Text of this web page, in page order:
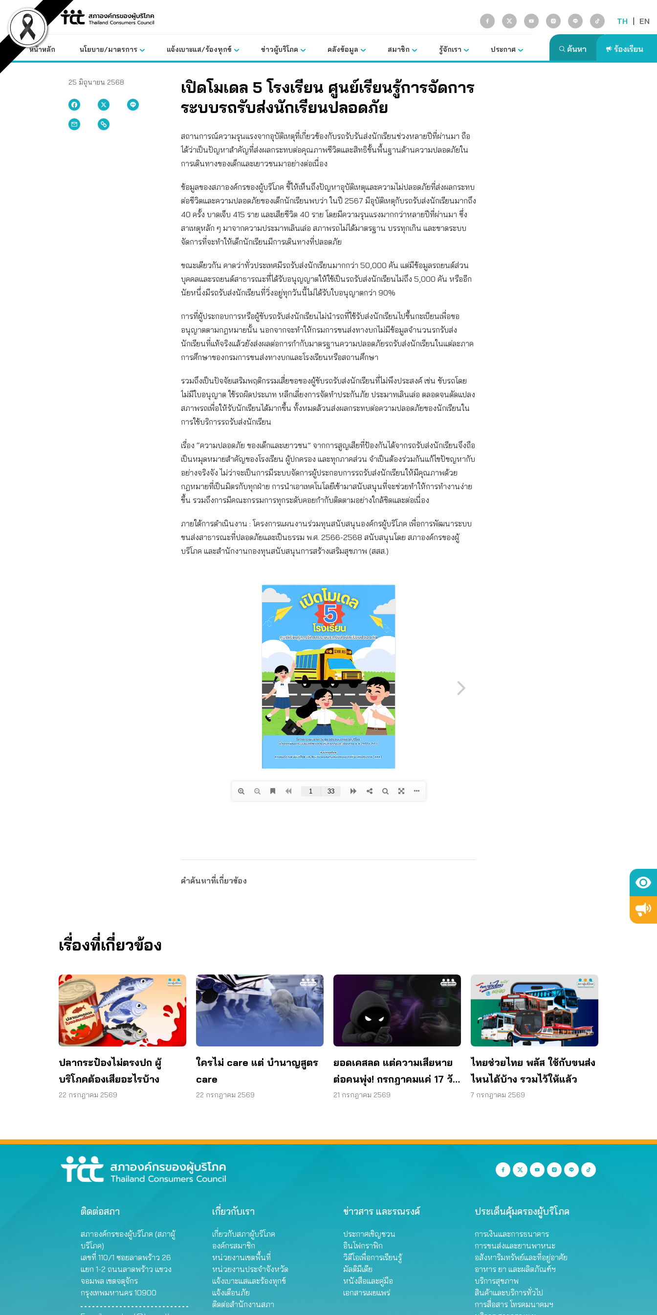
content
TH | EN
หน้าหลัก นโยบาย/มาตรการ แจ้งเบาะแส/ร้องทุกข์ ข่าวผู้บริโภค คลังข้อมูล สมาชิก รู้จักเรา ประกาศ
25 มิถุนายน 2568
เปิดโมเดล 5 โรงเรียน ศูนย์เรียนรู้การจัดการ
ระบบรถรับส่งนักเรียนปลอดภัย
สถานการณ์ความรุนแรงจากอุบัติเหตุที่เกี่ยวข้องกับรถรับรันส่งนักเรียนช่วงหลายปีที่ผ่านมา ถือ
ได้ว่าเป็นปัญหาสำคัญที่ส่งผลกระทบต่อคุณภาพชีวิตและสิทธิขั้นพื้นฐานด้านความปลอดภัยใน
การเดินทางของเด็กและเยาวชนมาอย่างต่อเนื่อง
ข้อมูลของสภาองค์กรของผู้บริโภค ชี้ให้เห็นถึงปัญหาอุบัติเหตุและความไม่ปลอดภัยที่ส่งผลกระทบ
ต่อชีวิตและความปลอดภัยของเด็กนักเรียนพบว่า ในปื 2567 มีอุบัติเหตุกับรถรับส่งนักเรียนมากถึง
40 ครั้ง บาดเจ็บ 415 ราย และเสียชีวิต 40 ราย โดยมีความรุนแรงมากกว่าหลายปีที่ผ่านมา ซึ่ง
สาเหตุหลัก ๆ มาจากความประมาทเลินเล่อ สภาพรถไม่ได้มาตรฐาน บรรทุกเกิน และขาดระบบ
จัดการที่จะทำให้เด็กนักเรียนมีการเดินทางที่ปลอดภัย
ขณะเดียวกัน คาดว่าทั่วประเทศมีรถรับส่งนักเรียนมากกว่า 50,000 คัน แต่มีข้อมูลรถยนต์ส่วน
บุคคลและรถยนต์สาธารณะที่ได้รับอนุญญาตให้ใช้เป็นรถรับส่งนักเรียนไม่ถึง 5,000 คัน หรืออีก
นัยหนึ่งมีรถรับส่งนักเรียนที่วิ่งอยู่ทุกวันนี้ไม่ได้รับใบอนุญาตกว่า 90%
การที่ผู้ประกอบการหรือผู้ขับรถรับส่งนักเรียนไม่นำรถที่ใช้รับส่งนักเรียนไปขึ้นกะเบียนเพื่อขอ
อนุญาตตามกฎหมายนั้น นอกจากจะทำให้กรมการขนส่งทางบกไม่มีข้อมูลจำนวนรกรับส่ง
นักเรียนที่แท้จริงแล้วยังส่งผลต่อการกำกับมาตรฐานความปลอดภัยรถรับส่งนักเรียนในแต่ละภาค
การศึกษาของกรมการขนส่งทางบกและโรงเรียนหรือสถานศึกษา
รวมถึงเป็นปัจจัยเสริมพฤติกรรมเสี่ยขอของผู้ขับรถรับส่งนักเรียนที่ไม่พึงประสงค์ เช่น ขับรถโดย
ไม่มีใบอนุญาต ใช้รถผิดประเภท หลีกเลี่ยงการจัดทำประกันภัย ประมาทเลินเล่อ ตลอดจนดัดแปลง
สภาพรถเพื่อให้รับนักเรียนได้มากขึ้น ทั้งหมดล้วนส่งผลกระทบต่อความปลอดภัยของนักเรียนใน
การใช้บริการรถรับส่งนักเรียน
เรื่อง “ความปลอดภัย ของเด็กและเยาวชน” จากการสูญเสียที่ป้องกันได้จากรถรับส่งนักเรียนจึงถือ
เป็นหมุดหมายสำคัญของโรงเรียน ผู้ปกครอง และทุกภาคส่วน จำเป็นต้องร่วมกันแก้ไขปัขญหากับ
อย่างจริงจัง ไม่ว่าจะเป็นการมีระบบจัดการผู้ประกอบการรถรับส่งนักเรียนให้มีคุณภาพด้วย
กฎหมายที่เป็นมิตรกับทุกฝ่าย การนำเอาเทคโนโลยีเข้ามาสนับสนุนที่จะช่วยทำให้การทำงานง่าย
ขึ้น รวมถึงการมีคณะกรรมการทุกระดับคอยกำกับติดตามอย่างใกล้ชิดและต่อเนื่อง
ภายใต้การดำเนินงาน : โครงการแผนงานร่วมทุนสนับสนุนองค์กรผู้บริโภค เพื่อการพัฒนาระบบ
ขนส่งสาธารณะที่ปลอดภัยและเป็นธรรม พ.ศ. 2566-2568 สนับสนุนโดย สภาองค์กรของผู้
บริโภค และสำนักงานกองทุนสนับสนุนการสร้างเสริมสุขภาพ (สสส.)
คำค้นหาที่เกี่ยวข้อง
เรื่องที่เกี่ยวข้อง
ปลากระป๋องไม่ตรงปก ผู้
บริโภคต้องเสียอะไรบ้าง
22 กรกฎาคม 2569
ใครไม่ care แต่ บำนาญสูตร
care
22 กรกฎาคม 2569
ยอดเคสลด แต่ความเสียหาย
ต่อคนพุ่ง! กรกฎาคมแค่ 17 วัน
สูญแล้วกว่า 521 ล้านบาท
21 กรกฎาคม 2569
ไทยช่วยไทย พลัส ใช้กับขนส่ง
ไหนได้บ้าง รวมไว้ให้แล้ว
7 กรกฎาคม 2569
ติดต่อสภา
สภาองค์กรของผู้บริโภค (สภาผู้
บริโภค)
เลขที่ 110/1 ซอยลาดพร้าว 26
แยก 1-2 ถนนลาดพร้าว แขวง
จอมพล เขตจตุจักร
กรุงเทพมหานคร 10900
เกี่ยวกับเรา
เกี่ยวกับสภาผู้บริโภค
องค์กรสมาชิก
หน่วยงานเขตพื้นที่
หน่วยงานประจำจังหวัด
แจ้งเบาะแสและร้องทุกข์
แจ้งเตือนภัย
ติดต่อสำนักงานสภา
ข่าวสาร และรณรงค์
ประกาศเชิญชวน
อินโฟกราฟิก
วิดีโอเพื่อการเรียนรู้
มัลติมีเดีย
หนังสือและคู่มือ
เอกสารเผยแพร่
ประเด็นคุ้มครองผู้บริโภค
การเงินและการธนาคาร
การขนส่งและยานพาหนะ
อสังหาริมทรัพย์และที่อยู่อาศัย
อาหาร ยา และผลิตภัณฑ์ฯ
บริการสุขภาพ
สินค้าและบริการทั่วไป
การสื่อสาร โทรคมนาคมฯ